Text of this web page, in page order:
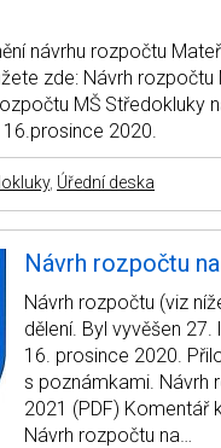
návrhu rozpočtu
zde: Návrh
MŠ Středokluky
2020.
, Úřední deska
Návrh rozpočtu
Návrh rozpočtu (viz
dělení. Byl vyvěšen
16. prosince 2020.
s poznámkami. Návrh
2021 (PDF) Komentář
Návrh rozpočtu na…